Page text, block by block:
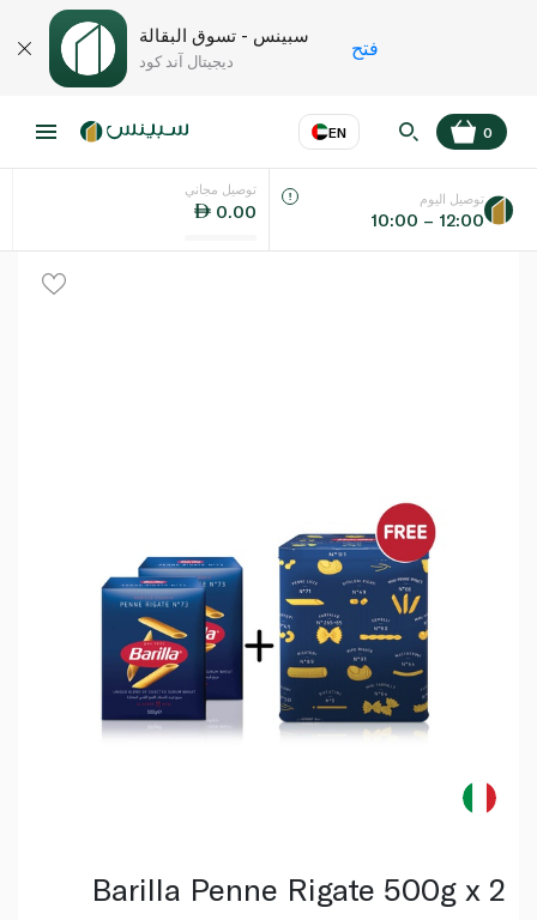
سبينس - تسوق البقالة
ديجيتال آند كود
فتح
EN
اللغة عر
0
توصيل مجاني
0.00
توصيل اليوم
10:00 – 12:00
Barilla Penne Rigate 500g x 2